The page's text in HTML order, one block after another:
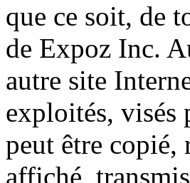
que ce soit, de
de Expoz Inc.
autre site
exploités, visés
peut être copié,
affiché,